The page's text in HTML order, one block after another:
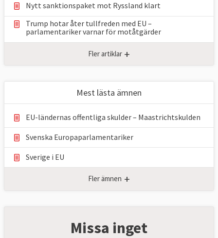
Nytt sanktionspaket mot Ryssland klart
Trump hotar åter tullfreden med EU –
parlamentariker ⁠varnar för motåtgärder
Fler artiklar +
Mest lästa ämnen
EU-ländernas offentliga skulder – Maastrichtskulden
Svenska Europaparlamentariker
Sverige i EU
Fler ämnen +
Missa inget